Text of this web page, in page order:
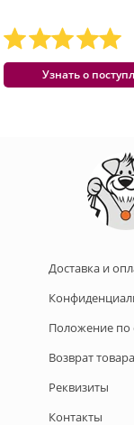
Узнать о
Доставка и
Положение по
Возврат товара
Реквизиты
Контакты